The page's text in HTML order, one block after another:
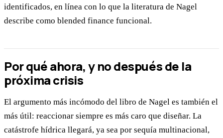
identificados, en línea con lo que la literatura de Nagel
describe como blended finance funcional.
Por qué ahora, y no después de la
próxima crisis
El argumento más incómodo del libro de Nagel es también el
más útil: reaccionar siempre es más caro que diseñar. La
catástrofe hídrica llegará, ya sea por sequía multinacional,